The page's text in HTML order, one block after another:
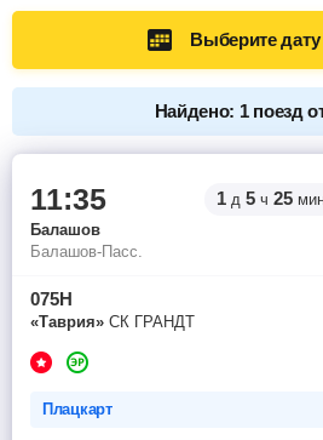
Выберите дату
Найдено: 1 поезд
11:35 1 д 5 ч 25
Балашов
Балашов-Пасс.
075Н
«Таврия» СК ГРАНДТ
Плацкарт